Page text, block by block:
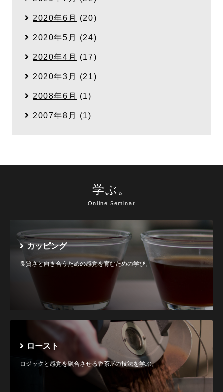
2020年6月 (20)
2020年5月 (24)
2020年4月 (17)
2020年3月 (21)
2008年6月 (1)
2007年8月 (1)
学ぶ。
Online Seminar
カッピング
良質さと向き合うための感覚を育むための学び。
ロースト
ロジックと感覚を融合させる香茶屋の技法を学ぶ。